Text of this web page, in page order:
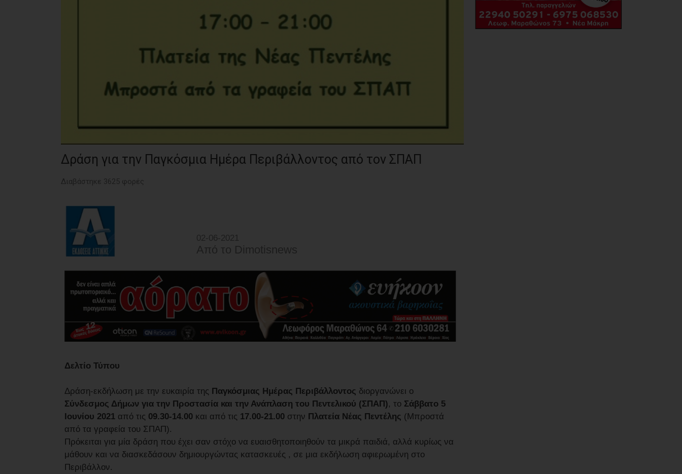
Δράση για την Παγκόσμια Ημέρα Περιβάλλοντος από τον ΣΠΑΠ
Διαβάστηκε 3625 φορές
02-06-2021
Από τo Dimotisnews
Δελτίο Τύπου
Δράση-εκδήλωση με την ευκαιρία της Παγκόσμιας Ημέρας Περιβάλλοντος διοργανώνει ο
Σύνδεσμος Δήμων για την Προστασία και την Ανάπλαση του Πεντελικού (ΣΠΑΠ), το Σάββατο 5
Ιουνίου 2021 από τις 09.30-14.00 και από τις 17.00-21.00 στην Πλατεία Νέας Πεντέλης (Μπροστά
από τα γραφεία του ΣΠΑΠ).
Πρόκειται για μία δράση που έχει σαν στόχο να ευαισθητοποιηθούν τα μικρά παιδιά, αλλά κυρίως να
μάθουν και να διασκεδάσουν δημιουργώντας κατασκευές , σε μια εκδήλωση αφιερωμένη στο
Περιβάλλον.